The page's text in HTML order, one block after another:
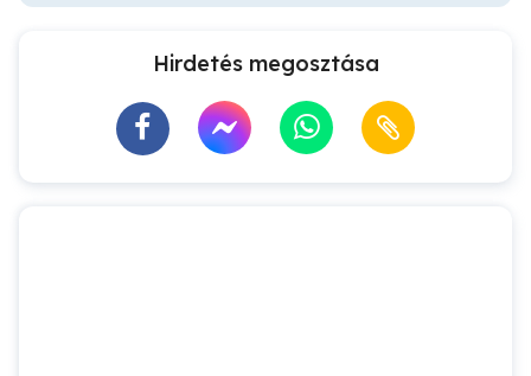
Hirdetés megosztása